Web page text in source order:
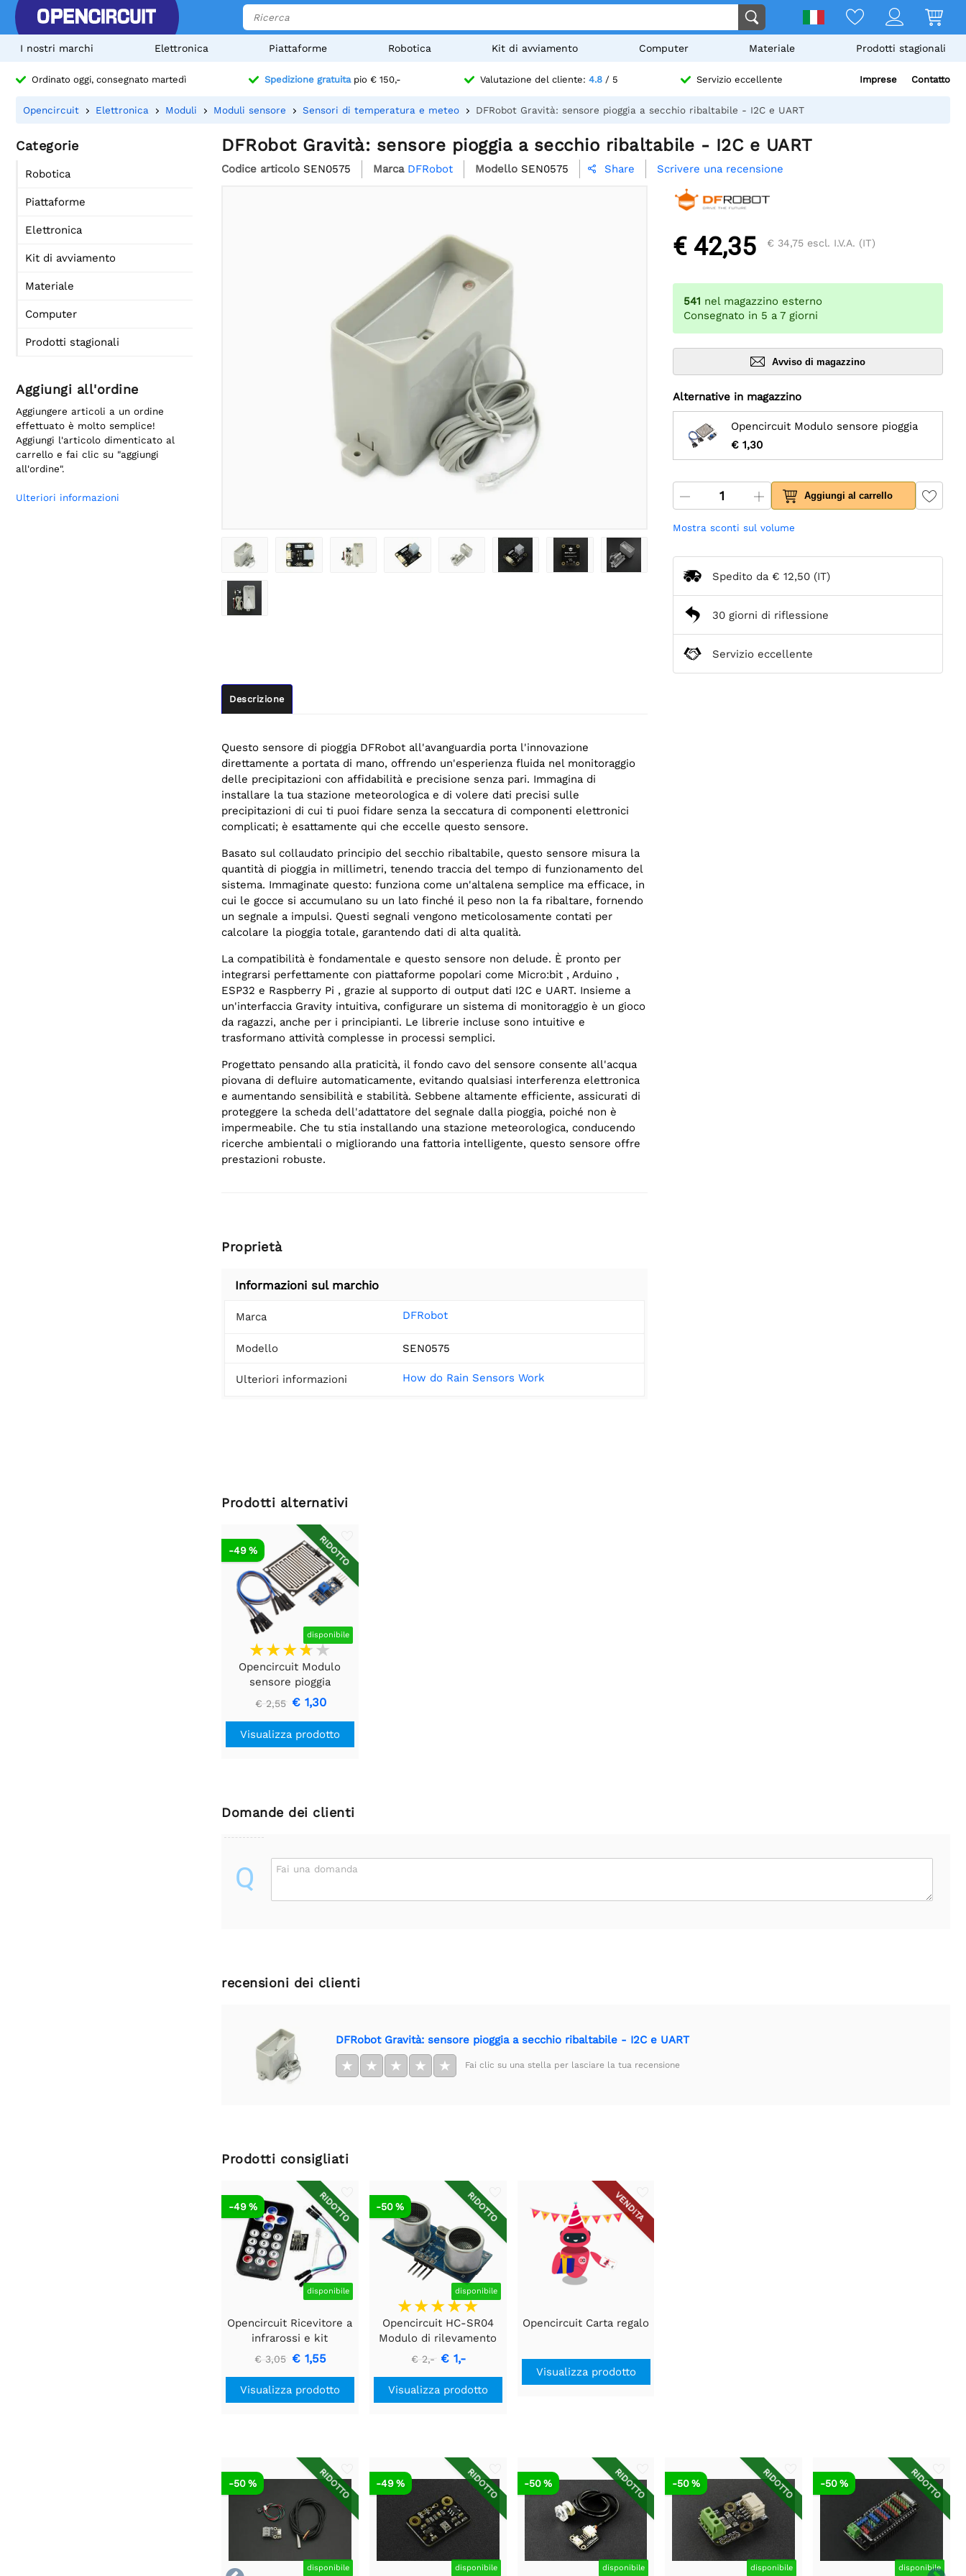
I nostri marchi Elettronica Piattaforme Robotica Kit di avviamento Computer Materiale Prodotti stagionali
Ordinato oggi, consegnato martedì Spedizione gratuitapio € 150,- Valutazione del cliente: 4.8/ 5 Servizio eccellente Imprese Contatto
Opencircuit Elettronica Moduli Moduli sensore Sensori di temperatura e meteo DFRobot Gravità: sensore pioggia a secchio ribaltabile - I2C e UART
Categorie
Robotica
Piattaforme
Elettronica
Kit di avviamento
Materiale
Computer
Prodotti stagionali
Aggiungi all'ordine
Aggiungere articoli a un ordine
effettuato è molto semplice!
Aggiungi l'articolo dimenticato al
carrello e fai clic su "aggiungi
all'ordine".
Ulteriori informazioni
DFRobot Gravità: sensore pioggia a secchio ribaltabile - I2C e UART
Codice articolo SEN0575 Marca DFRobot Modello SEN0575  Share Scrivere una recensione
Descrizione
Questo sensore di pioggia DFRobot all'avanguardia porta l'innovazione
direttamente a portata di mano, offrendo un'esperienza fluida nel monitoraggio
delle precipitazioni con affidabilità e precisione senza pari. Immagina di
installare la tua stazione meteorologica e di volere dati precisi sulle
precipitazioni di cui ti puoi fidare senza la seccatura di componenti elettronici
complicati; è esattamente qui che eccelle questo sensore.
Basato sul collaudato principio del secchio ribaltabile, questo sensore misura la
quantità di pioggia in millimetri, tenendo traccia del tempo di funzionamento del
sistema. Immaginate questo: funziona come un'altalena semplice ma efficace, in
cui le gocce si accumulano su un lato finché il peso non la fa ribaltare, fornendo
un segnale a impulsi. Questi segnali vengono meticolosamente contati per
calcolare la pioggia totale, garantendo dati di alta qualità.
La compatibilità è fondamentale e questo sensore non delude. È pronto per
integrarsi perfettamente con piattaforme popolari come Micro:bit , Arduino ,
ESP32 e Raspberry Pi , grazie al supporto di output dati I2C e UART. Insieme a
un'interfaccia Gravity intuitiva, configurare un sistema di monitoraggio è un gioco
da ragazzi, anche per i principianti. Le librerie incluse sono intuitive e
trasformano attività complesse in processi semplici.
Progettato pensando alla praticità, il fondo cavo del sensore consente all'acqua
piovana di defluire automaticamente, evitando qualsiasi interferenza elettronica
e aumentando sensibilità e stabilità. Sebbene altamente efficiente, assicurati di
proteggere la scheda dell'adattatore del segnale dalla pioggia, poiché non è
impermeabile. Che tu stia installando una stazione meteorologica, conducendo
ricerche ambientali o migliorando una fattoria intelligente, questo sensore offre
prestazioni robuste.
Proprietà
Informazioni sul marchio
Marca DFRobot
Modello SEN0575
Ulteriori informazioni How do Rain Sensors Work
€ 42,35 € 34,75 escl. I.V.A. (IT)
541 nel magazzino esterno
Consegnato in 5 a 7 giorni
Avviso di magazzino
Alternative in magazzino
Opencircuit Modulo sensore pioggia
€ 1,30
Aggiungi al carrello
Mostra sconti sul volume
Spedito da € 12,50 (IT)
30 giorni di riflessione
Servizio eccellente
Prodotti alternativi
RIDOTTO
disponibile
-49 %
Opencircuit Modulo
sensore pioggia
€ 2,55 € 1,30
Visualizza prodotto
Domande dei clienti
Q Fai una domanda
recensioni dei clienti
DFRobot Gravità: sensore pioggia a secchio ribaltabile - I2C e UART
★ ★ ★ ★ ★ Fai clic su una stella per lasciare la tua recensione
Prodotti consigliati
RIDOTTO
disponibile
-49 %
Opencircuit Ricevitore a
infrarossi e kit
telecomando
€ 3,05 € 1,55
Visualizza prodotto
RIDOTTO
disponibile
-50 %
Opencircuit HC-SR04
Modulo di rilevamento
della distanza ad
ultrasuoni
€ 2,- € 1,-
Visualizza prodotto
VENDITA
Opencircuit Carta regalo
Visualizza prodotto
RIDOTTO
disponibile
-50 % RIDOTTO
disponibile
-49 % RIDOTTO
disponibile
-50 % RIDOTTO
disponibile
-50 % RIDOTTO
disponibile
-50 %